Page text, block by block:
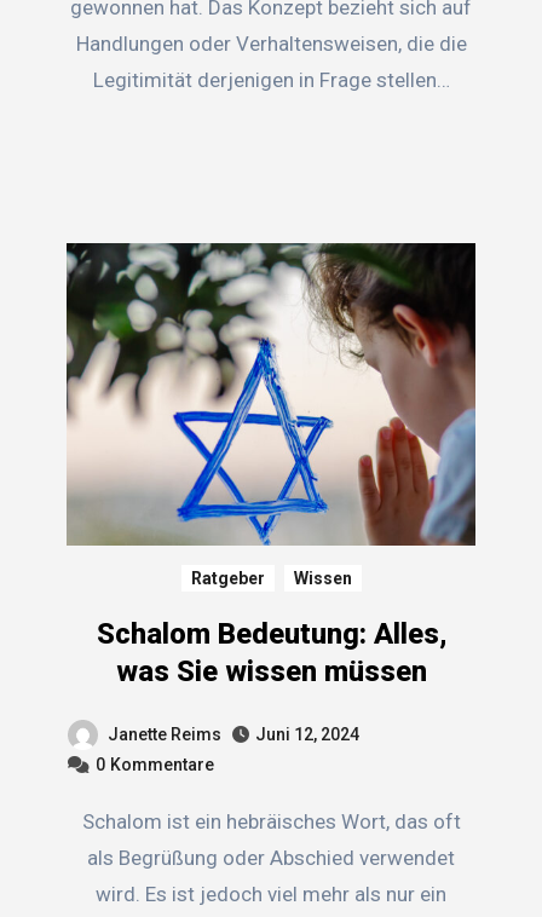
gewonnen hat. Das Konzept bezieht sich auf
Handlungen oder Verhaltensweisen, die die
Legitimität derjenigen in Frage stellen…
Ratgeber Wissen
Schalom Bedeutung: Alles,
was Sie wissen müssen
Janette Reims
Juni 12, 2024
0 Kommentare
Schalom ist ein hebräisches Wort, das oft
als Begrüßung oder Abschied verwendet
wird. Es ist jedoch viel mehr als nur ein